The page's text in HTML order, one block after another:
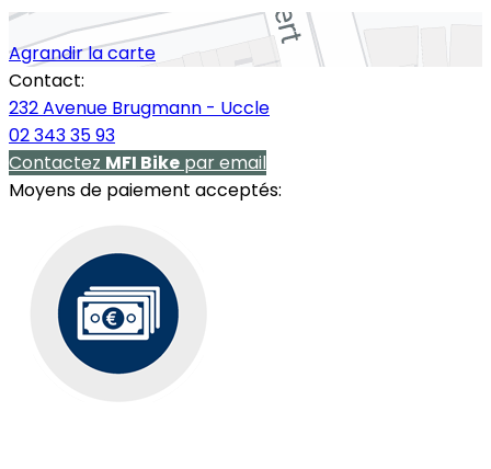
Agrandir la carte
Contact:
232 Avenue Brugmann - Uccle
02 343 35 93
Contactez MFI Bike par email
Moyens de paiement acceptés: